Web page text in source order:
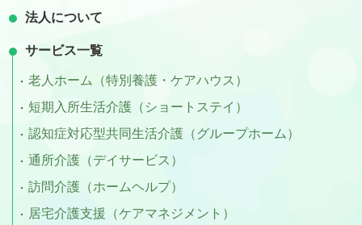
法人について
サービス一覧
老人ホーム（特別養護・ケアハウス）
短期入所生活介護（ショートステイ）
認知症対応型共同生活介護（グループホーム）
通所介護（デイサービス）
訪問介護（ホームヘルプ）
居宅介護支援（ケアマネジメント）